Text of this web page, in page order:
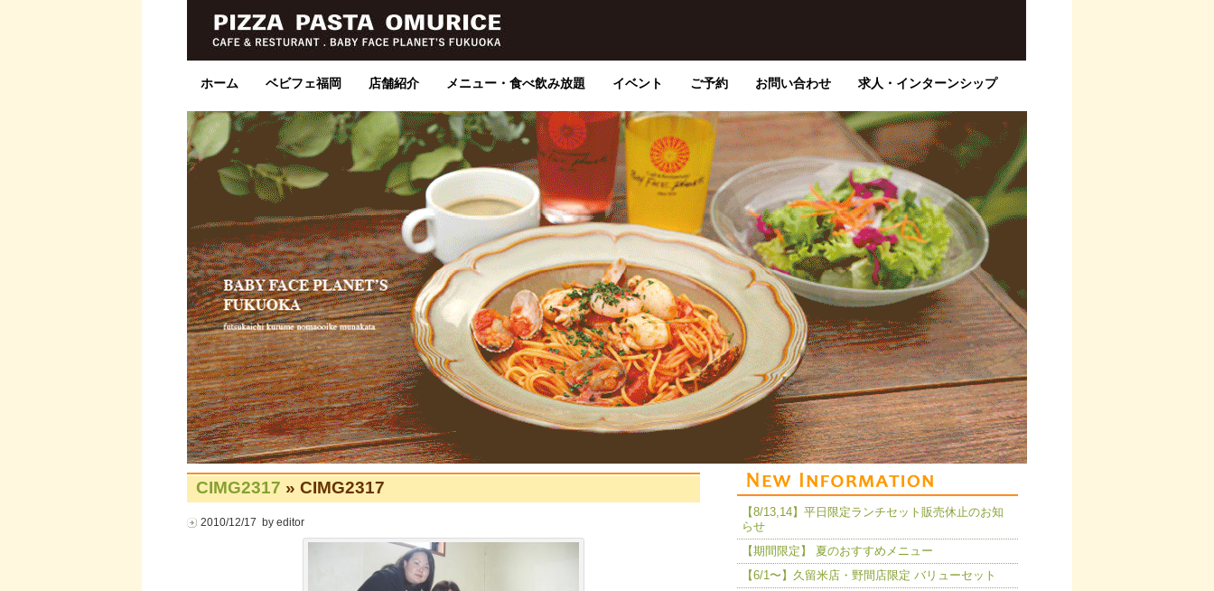
ホーム ベビフェ福岡 店舗紹介 メニュー・食べ飲み放題 イベント ご予約 お問い合わせ 求人・インターンシップ
CIMG2317 » CIMG2317
2010/12/17 by editor
【8/13,14】平日限定ランチセット販売休止のお知
らせ
【期間限定】 夏のおすすめメニュー
【6/1〜】久留米店・野間店限定 バリューセット